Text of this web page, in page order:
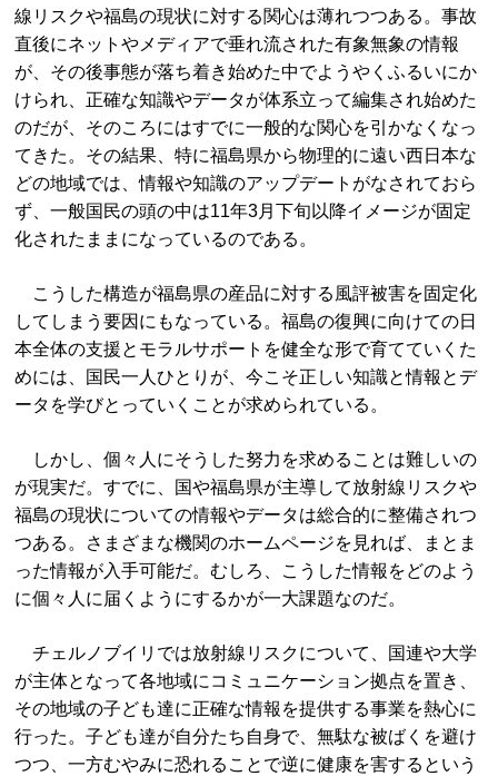
線リスクや福島の現状に対する関心は薄れつつある。事故
直後にネットやメディアで垂れ流された有象無象の情報
が、その後事態が落ち着き始めた中でようやくふるいにか
けられ、正確な知識やデータが体系立って編集され始めた
のだが、そのころにはすでに一般的な関心を引かなくなっ
てきた。その結果、特に福島県から物理的に遠い西日本な
どの地域では、情報や知識のアップデートがなされておら
ず、一般国民の頭の中は11年3月下旬以降イメージが固定
化されたままになっているのである。
こうした構造が福島県の産品に対する風評被害を固定化
してしまう要因にもなっている。福島の復興に向けての日
本全体の支援とモラルサポートを健全な形で育てていくた
めには、国民一人ひとりが、今こそ正しい知識と情報とデ
ータを学びとっていくことが求められている。
しかし、個々人にそうした努力を求めることは難しいの
が現実だ。すでに、国や福島県が主導して放射線リスクや
福島の現状についての情報やデータは総合的に整備されつ
つある。さまざまな機関のホームページを見れば、まとま
った情報が入手可能だ。むしろ、こうした情報をどのよう
に個々人に届くようにするかが一大課題なのだ。
チェルノブイリでは放射線リスクについて、国連や大学
が主体となって各地域にコミュニケーション拠点を置き、
その地域の子ども達に正確な情報を提供する事業を熱心に
行った。子ども達が自分たち自身で、無駄な被ばくを避け
つつ、一方むやみに恐れることで逆に健康を害するという